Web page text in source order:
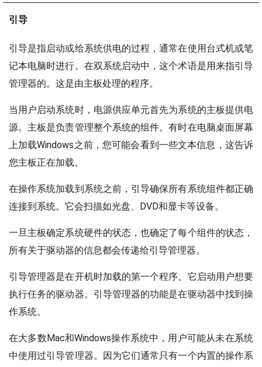
引导
引导是指启动或给系统供电的过程，通常在使用台式机或笔
记本电脑时进行。在双系统启动中，这个术语是用来指引导
管理器的。这是由主板处理的程序。
当用户启动系统时，电源供应单元首先为系统的主板提供电
源。主板是负责管理整个系统的组件。有时在电脑桌面屏幕
上加载Windows之前，您可能会看到一些文本信息，这告诉
您主板正在加载。
在操作系统加载到系统之前，引导确保所有系统组件都正确
连接到系统。它会扫描如光盘、DVD和显卡等设备。
一旦主板确定系统硬件的状态，也确定了每个组件的状态，
所有关于驱动器的信息都会传递给引导管理器。
引导管理器是在开机时加载的第一个程序。它启动用户想要
执行任务的驱动器。引导管理器的功能是在驱动器中找到操
作系统。
在大多数Mac和Windows操作系统中，用户可能从未在系统
中使用过引导管理器。因为它们通常只有一个内置的操作系